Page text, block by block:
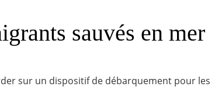
sauvés en mer
sur un dispositif de débarquement pour les